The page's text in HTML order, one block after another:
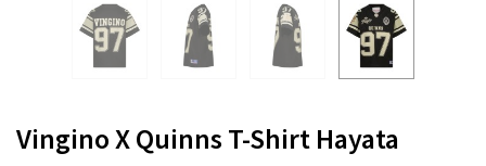
Vingino X Quinns T-Shirt Hayata